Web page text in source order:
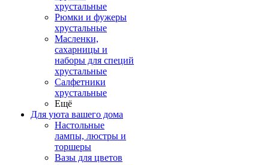
хрустальные
Рюмки и фужеры
хрустальные
Масленки,
сахарницы и
наборы для специй
хрустальные
Салфетники
хрустальные
Ещё
Для уюта вашего дома
Настольные
лампы, люстры и
торшеры
Вазы для цветов